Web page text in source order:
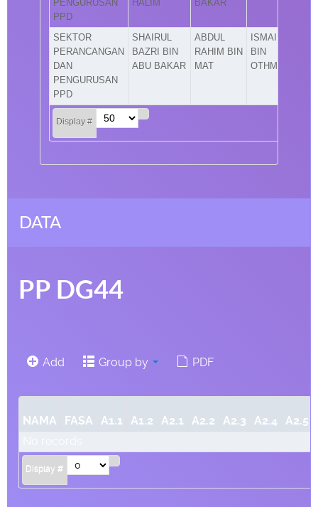
Display #
PENGURUSAN
PPD
HALIM
BAKAR
SEKTOR
PERANCANGAN
DAN
PENGURUSAN
PPD
SHAIRUL
BAZRI BIN
ABU BAKAR
ABDUL
RAHIM BIN
MAT
ISMAIL
BIN
OTHMAN
DATA
PP DG44
Add Group by PDF
NAMA FASA A1.1 A1.2 A2.1 A2.2 A2.3 A2.4 A2.5
Display #